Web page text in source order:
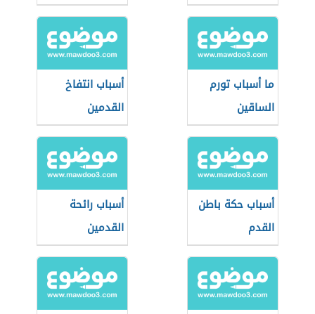
الساخن
ما أسباب تورم
الساقين
أسباب انتفاخ
القدمين
أسباب حكة باطن
القدم
أسباب رائحة
القدمين